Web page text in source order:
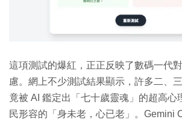
這項測試的爆紅，正正反映了數碼一代
慮。網上不少測試結果顯示，許多二、
竟被 AI 鑑定出「七十歲靈魂」的超高心
民形容的「身未老，心已老」。Gemini